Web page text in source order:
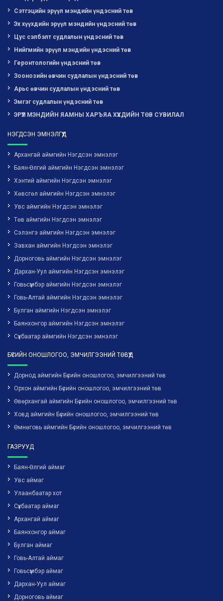
Сэтгэцийн эрүүл мэндийн үндэсний төв
Эх хүүхдийн эрүүл мэндийн үндэсний төв
Цус сэлбэлт судлалын үндэсний төв
Нийгмийн эрүүл мэндийн үндэсний төв
Геронтологийн үндэсний төв
Зоонозийн өвчин судлалын үндэсний төв
Арьс өвчин судлалын үндэсний төв
Эмгэг судлалын үндэсний төв
ЭРҮҮЛ МЭНДИЙН ЯАМНЫ ХАРЪЯА ХҮҮХДИЙН ТӨВ СУВИЛАЛ
НЭГДСЭН ЭМНЭЛГҮҮД
Архангай аймгийн Нэгдсэн эмнэлэг
Баян-Өлгий аймгийн Нэгдсэн эмнэлэг
Хэнтий аймгийн Нэгдсэн эмнэлэг
Хөвсгөл аймгийн Нэгдсэн эмнэлэг
Увс аймгийн Нэгдсэн эмнэлэг
Төв аймгийн Нэгдсэн эмнэлэг
Сэлэнгэ аймгийн Нэгдсэн эмнэлэг
Завхан аймгийн Нэгдсэн эмнэлэг
Дорноговь аймгийн Нэгдсэн эмнэлэг
Дархан-Уул аймгийн Нэгдсэн эмнэлэг
Говьсүмбэр аймгийн Нэгдсэн эмнэлэг
Говь-Алтай аймгийн Нэгдсэн эмнэлэг
Булган аймгийн Нэгдсэн эмнэлэг
Баянхонгор аймгийн Нэгдсэн эмнэлэг
Сүхбаатар аймгийн Нэгдсэн эмнэлэг
БҮСИЙН ОНОШЛОГОО, ЭМЧИЛГЭЭНИЙ ТӨВҮҮД
Дорнод аймгийн Бүсийн оношлогоо, эмчилгээний төв
Орхон аймгийн Бүсийн оношлогоо, эмчилгээний төв
Өвөрхангай аймгийн Бүсийн оношлогоо, эмчилгээний төв
Ховд аймгийн Бүсийн оношлогоо, эмчилгээний төв
Өмнөговь аймгийн Бүсийн оношлогоо, эмчилгээний төв
ГАЗРУУД
Баян-Өлгий аймаг
Увс аймаг
Улаанбаатар хот
Сүхбаатар аймаг
Архангай аймаг
Баянхонгор аймаг
Булган аймаг
Говь-Алтай аймаг
Говьсүмбэр аймаг
Дархан-Уул аймаг
Дорноговь аймаг